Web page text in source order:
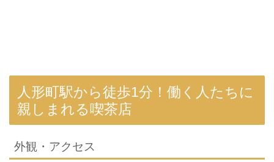
人形町駅から徒歩1分！働く人たちに
親しまれる喫茶店
外観・アクセス